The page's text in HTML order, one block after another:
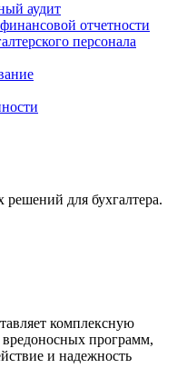
аудит
отчетности
персонала
для бухгалтера.
комплексную
программ,
и надежность